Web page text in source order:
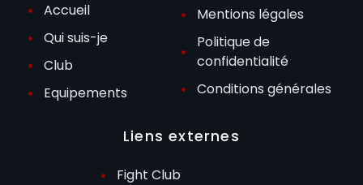
Accueil
Qui suis-je
Club
Equipements
Mentions légales
Politique de
confidentialité
Conditions générales
Liens externes
Fight Club